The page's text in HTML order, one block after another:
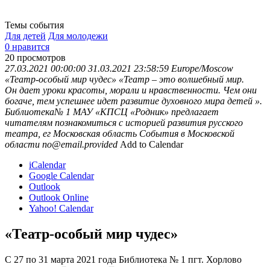
Темы события
Для детей Для молодежи
0 нравится
20 просмотров
27.03.2021 00:00:00 31.03.2021 23:58:59 Europe/Moscow
«Театр-особый мир чудес» «Театр – это волшебный мир.
Он дает уроки красоты, морали и нравственности. Чем они
богаче, тем успешнее идет развитие духовного мира детей ».
Библиотека№ 1 МАУ «КПСЦ «Родник» предлагает
читателям познакомиться с историей развития русского
театра, ег Московская область События в Московской
области no@email.provided Add to Calendar
iCalendar
Google Calendar
Outlook
Outlook Online
Yahoo! Calendar
«Театр-особый мир чудес»
С 27 по 31 марта 2021 года Библиотека № 1 пгт. Хорлово